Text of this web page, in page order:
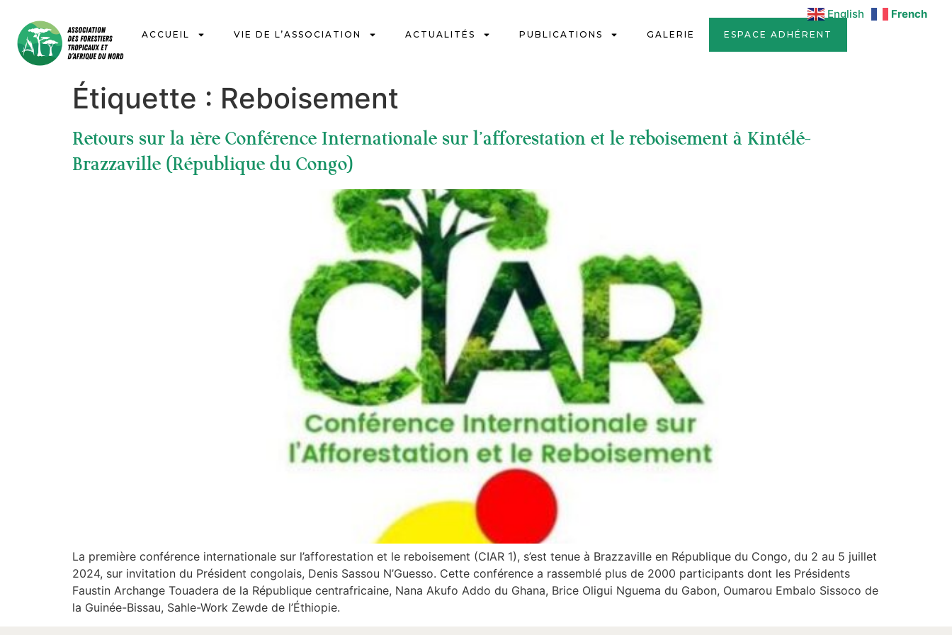
ACCUEIL VIE DE L’ASSOCIATION ACTUALITÉS PUBLICATIONS GALERIE ESPACE ADHÉRENT
Étiquette : Reboisement
Retours sur la 1ère Conférence Internationale sur l’afforestation et le reboisement à Kintélé-
Brazzaville (République du Congo)
La première conférence internationale sur l’afforestation et le reboisement (CIAR 1), s’est tenue à Brazzaville en République du Congo, du 2 au 5 juillet
2024, sur invitation du Président congolais, Denis Sassou N’Guesso. Cette conférence a rassemblé plus de 2000 participants dont les Présidents
Faustin Archange Touadera de la République centrafricaine, Nana Akufo Addo du Ghana, Brice Oligui Nguema du Gabon, Oumarou Embalo Sissoco de
la Guinée-Bissau, Sahle-Work Zewde de l’Éthiopie.
English French